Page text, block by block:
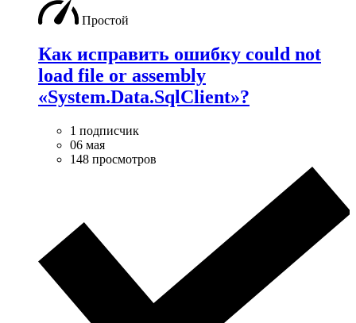
Простой
Как исправить ошибку could not
load file or assembly
«System.Data.SqlClient»?
1 подписчик
06 мая
148 просмотров